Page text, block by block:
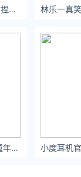
三 透明感春日丝缎妆|拿捏贵气老钱风 - 小红书
一只妮：#看镜头宝宝 童年就像糖一样，甜进我心，让我永远记得童年的美好